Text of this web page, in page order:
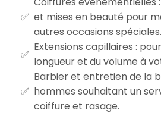
et mises en beauté pour
autres occasions spéciales.
Extensions capillaires :
longueur et du volume à
Barbier et entretien de la
hommes souhaitant un
coiffure et rasage.